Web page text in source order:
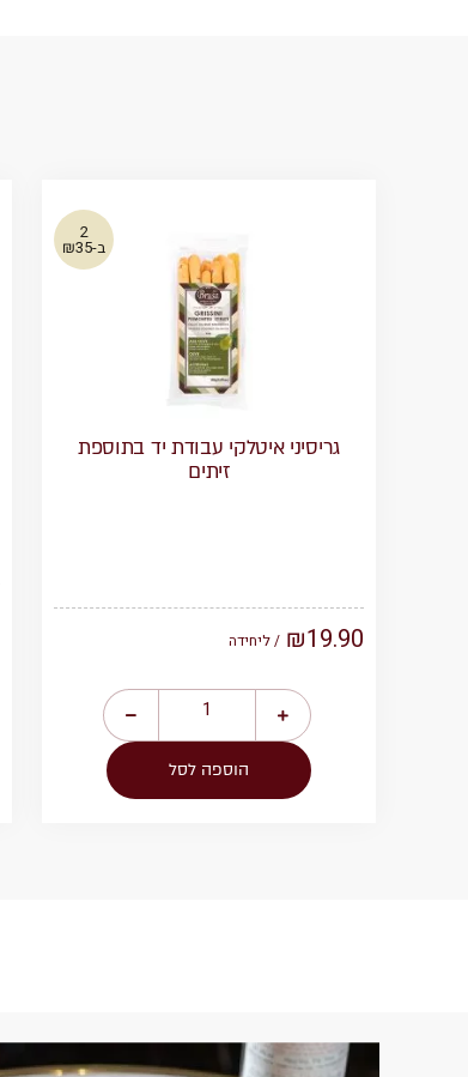
2
ב-₪35
גריסיני איטלקי עבודת יד בתוספת
זיתים
₪19.90 / ליחידה
הוספה לסל